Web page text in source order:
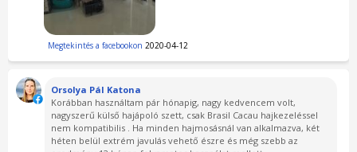
Megtekintés a facebookon 2020-04-12
Orsolya Pál Katona
Korábban használtam pár hónapig, nagy kedvencem volt,
nagyszerű külső hajápoló szett, csak Brasil Cacau hajkezeléssel
nem kompatibilis . Ha minden hajmosásnál van alkalmazva, két
héten belül extrém javulás vehető észre és még szebb az